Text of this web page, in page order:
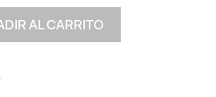
AL CARRITO